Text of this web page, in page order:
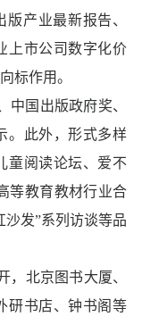
产业最新报告、
上市公司数字化价
标作用。
中国出版政府奖、
。此外，形式多样
童阅读论坛、爱不
等教育教材行业合
发”系列访谈等品
，北京图书大厦、
研书店、钟书阁等